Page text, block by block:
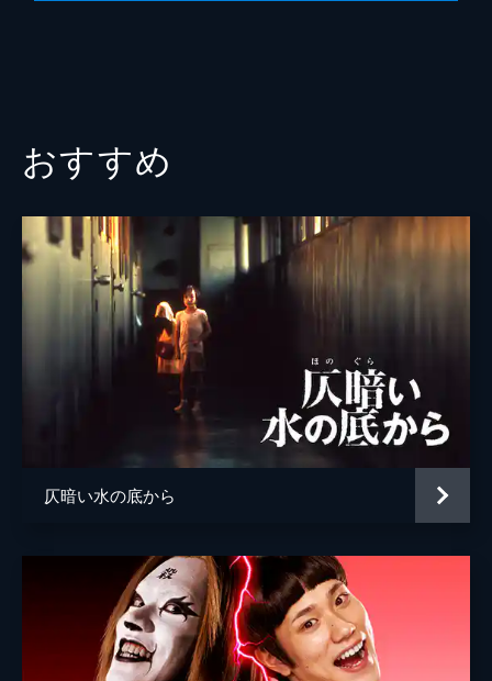
おすすめ
仄暗い水の底から